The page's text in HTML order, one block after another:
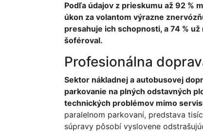
Podľa údajov z prieskumu až 92 %
úkon za volantom výrazne
presahuje ich schopnosti, a 74 %
šoféroval.
Profesionálna
Sektor nákladnej a autobusovej
parkovanie na plných odstavných
technických problémov mimo
paralelnom parkovaní, predstava
súpravy pôsobí vyslovene